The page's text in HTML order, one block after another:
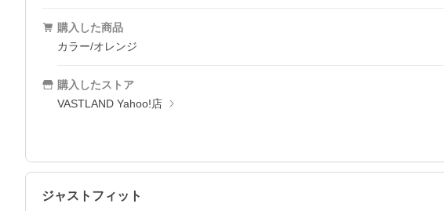
購入した商品
カラー/オレンジ
購入したストア
VASTLAND Yahoo!店
ジャストフィット